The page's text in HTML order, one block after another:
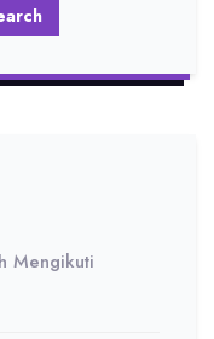
Mengikuti